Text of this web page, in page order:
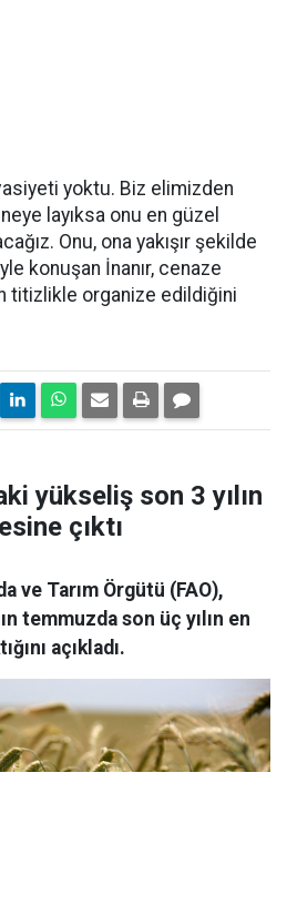
yoktu. Biz elimizden
layıksa onu en güzel
Onu, ona yakışır şekilde
konuşan İnanır, cenaze
titizlikle organize edildiğini
yükseliş son 3 yılın
çıktı
ve Tarım Örgütü (FAO),
temmuzda son üç yılın en
açıkladı.